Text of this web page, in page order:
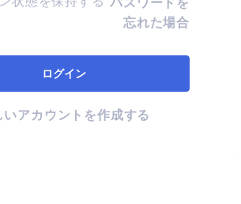
忘れた場合
いアカウントを作成する